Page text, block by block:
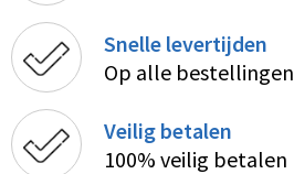
Snelle levertijden
Op alle bestellingen
Veilig betalen
100% veilig betalen